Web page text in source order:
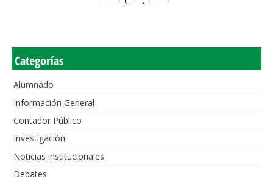
Categorías
Alumnado
Información General
Contador Público
Investigación
Noticias institucionales
Debates